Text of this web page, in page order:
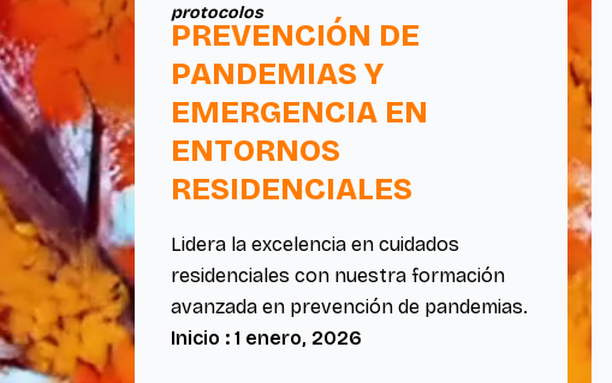
protocolos
PREVENCIÓN DE
PANDEMIAS Y
EMERGENCIA EN
ENTORNOS
RESIDENCIALES
Lidera la excelencia en cuidados
residenciales con nuestra formación
avanzada en prevención de pandemias.
Inicio : 1 enero, 2026